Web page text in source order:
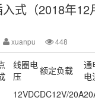
式（2018年12
xuanpu 448
线圈电
压
额定负载
通
电
12VDCDC12V/20A